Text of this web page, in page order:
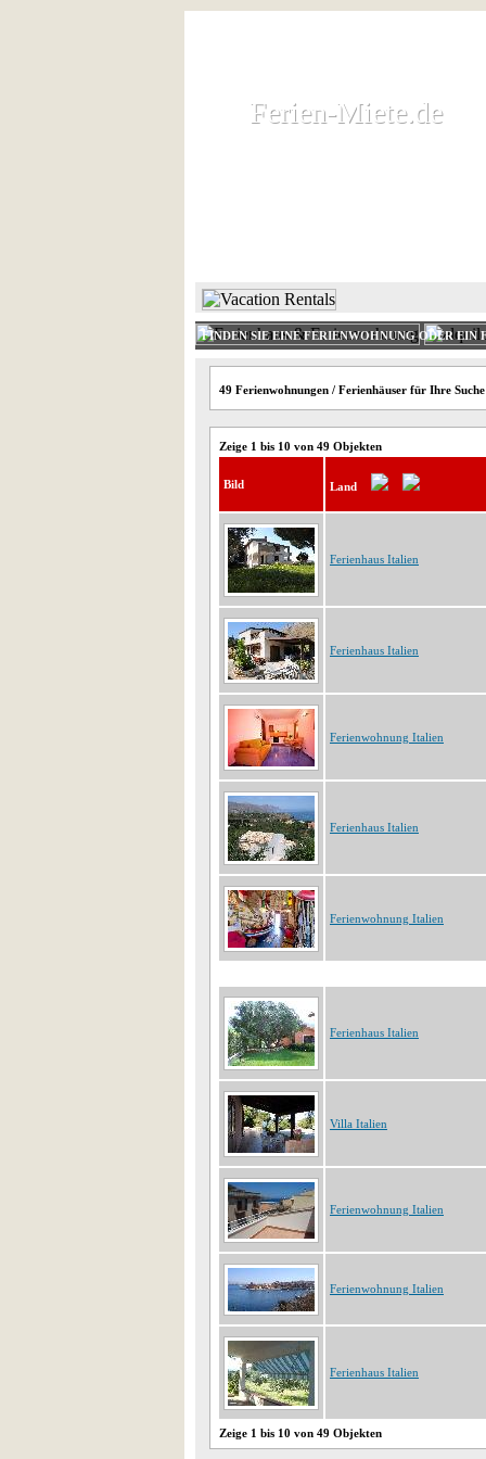
Ferien-Miete.de
Ferien-Miete.de
FINDEN SIE EINE FERIENWOHNUNG ODER EIN
49 Ferienwohnungen / Ferienhäuser für Ihre
Zeige 1 bis 10 von 49 Objekten
Bild Land
Ferienhaus Italien
Ferienhaus Italien
Ferienwohnung Italien
Ferienhaus Italien
Ferienwohnung Italien
Ferienhaus Italien
Villa Italien
Ferienwohnung Italien
Ferienwohnung Italien
Ferienhaus Italien
Zeige 1 bis 10 von 49 Objekten